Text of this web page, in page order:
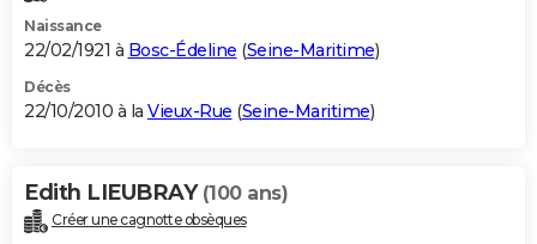
Naissance
22/02/1921 à Bosc-Édeline (Seine-Maritime)
Décès
22/10/2010 à la Vieux-Rue (Seine-Maritime)
Edith LIEUBRAY (100 ans)
Créer une cagnotte obsèques